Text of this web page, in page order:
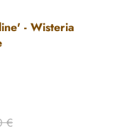
- Wisteria
Preis:
€